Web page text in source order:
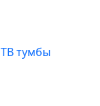
ТВ тумбы